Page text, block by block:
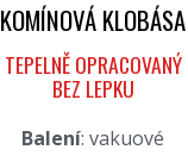
KOMÍNOVÁ KLOBÁSA
TEPELNĚ OPRACOVANÝ
BEZ LEPKU
Balení: vakuové